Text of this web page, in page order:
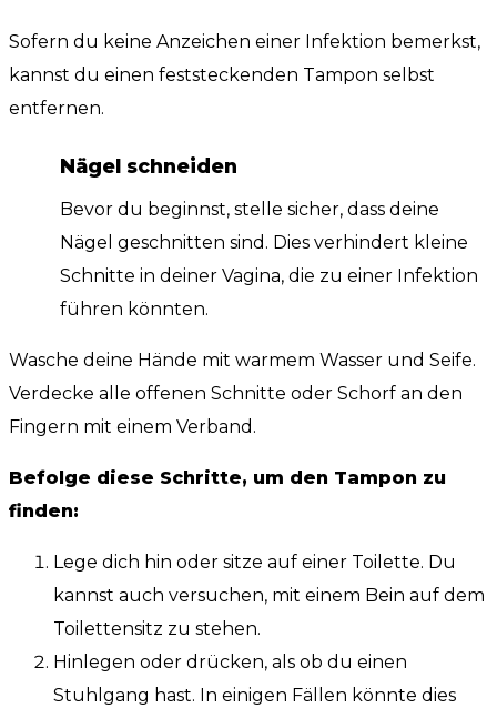
Sofern du keine Anzeichen einer Infektion bemerkst,
kannst du einen feststeckenden Tampon selbst
entfernen.
Nägel schneiden
Bevor du beginnst, stelle sicher, dass deine
Nägel geschnitten sind. Dies verhindert kleine
Schnitte in deiner Vagina, die zu einer Infektion
führen könnten.
Wasche deine Hände mit warmem Wasser und Seife.
Verdecke alle offenen Schnitte oder Schorf an den
Fingern mit einem Verband.
Befolge diese Schritte, um den Tampon zu
finden:
Lege dich hin oder sitze auf einer Toilette. Du
kannst auch versuchen, mit einem Bein auf dem
Toilettensitz zu stehen.
Hinlegen oder drücken, als ob du einen
Stuhlgang hast. In einigen Fällen könnte dies